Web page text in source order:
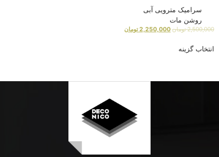
سرامیک مترویی آبی
روشن مات
2,500,000 تومان 2,250,000 تومان
انتخاب گزینه